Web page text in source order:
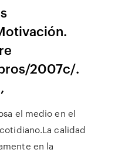
2007c/.
el medio en el
calidad
en la